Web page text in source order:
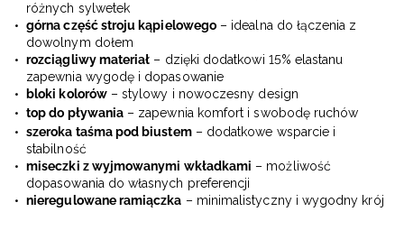
różnych sylwetek
górna część stroju kąpielowego – idealna do łączenia z
dowolnym dołem
rozciągliwy materiał – dzięki dodatkowi 15% elastanu
zapewnia wygodę i dopasowanie
bloki kolorów– stylowy i nowoczesny design
top do pływania – zapewnia komfort i swobodę ruchów
szeroka taśma pod biustem– dodatkowe wsparcie i
stabilność
miseczki z wyjmowanymi wkładkami – możliwość
dopasowania do własnych preferencji
nieregulowane ramiączka – minimalistyczny i wygodny krój